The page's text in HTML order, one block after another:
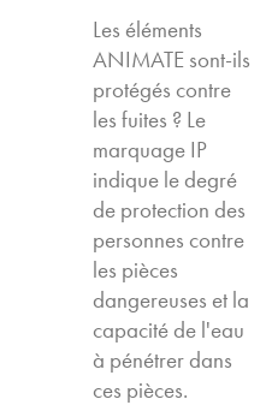
Les éléments
ANIMATE sont-ils
protégés contre
les fuites ? Le
marquage IP
indique le degré
de protection des
personnes contre
les pièces
dangereuses et la
capacité de l'eau
à pénétrer dans
ces pièces.